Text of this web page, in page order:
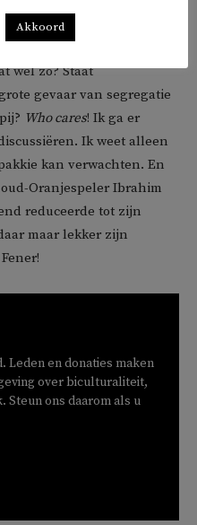
Vaak wordt een
wel zo? Staat
gevaar van segregatie
Who cares! Ik ga er
Ik weet alleen
kan verwachten. En
Oranjespeler Ibrahim
reduceerde tot zijn
maar lekker zijn
Leden en donaties maken
over biculturaliteit,
Steun ons daarom als u
Akkoord